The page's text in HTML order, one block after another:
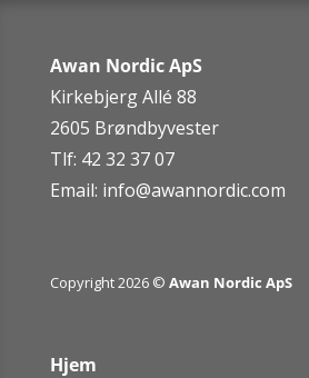
Awan Nordic ApS
Kirkebjerg Allé 88
2605 Brøndbyvester
Tlf: 42 32 37 07
Email: info@awannordic.com
Copyright 2026 © Awan Nordic ApS
Hjem